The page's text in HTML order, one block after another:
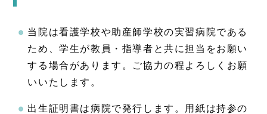
当院は看護学校や助産師学校の実習病院である
ため、学生が教員・指導者と共に担当をお願い
する場合があります。ご協力の程よろしくお願
いいたします。
出生証明書は病院で発行します。用紙は持参の